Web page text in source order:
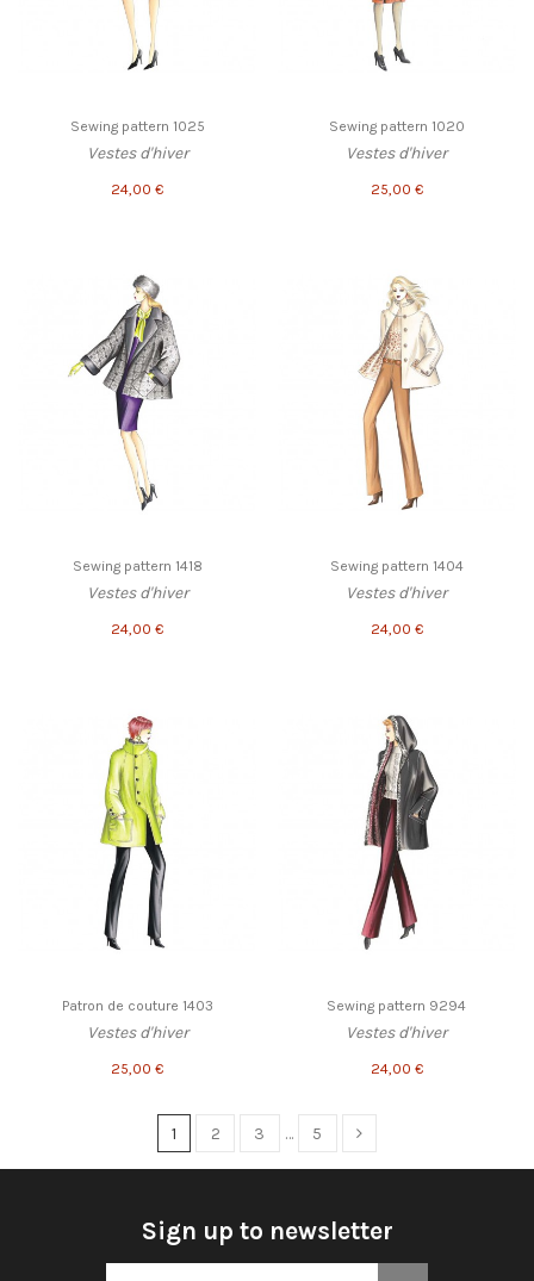
Sewing pattern 1025
Vestes d'hiver
24,00 €
Sewing pattern 1020
Vestes d'hiver
25,00 €
Sewing pattern 1418
Vestes d'hiver
24,00 €
Sewing pattern 1404
Vestes d'hiver
24,00 €
Patron de couture 1403
Vestes d'hiver
25,00 €
Sewing pattern 9294
Vestes d'hiver
24,00 €
1 2 3 … 5
Sign up to newsletter